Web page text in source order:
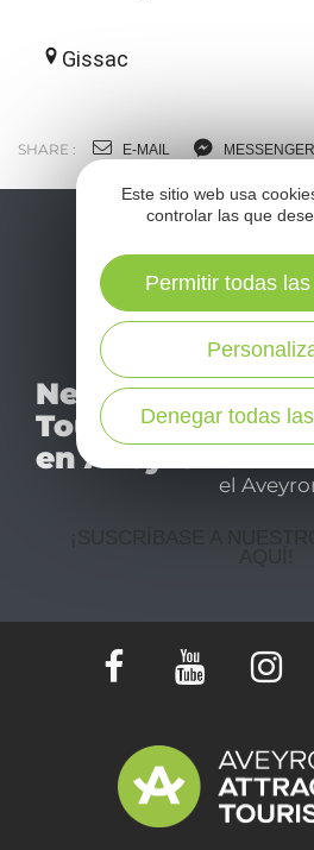
Gissac
SHARE : E-MAIL MESSENGER
Newsletter
Tourismo
en Aveyron
No se
déjese
disfrutar
el
¡SUSCRÍBASE A
Este sitio web usa
controlar las que
Denegar todas
Permitir todas